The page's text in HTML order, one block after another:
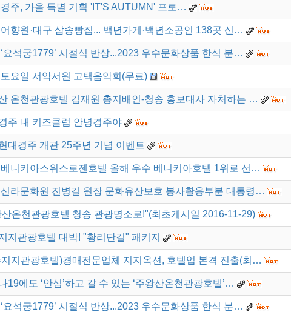
주, 가을 특별 기획 'IT'S AUTUMN' 프로…
향원·대구 삼송빵집... 백년가게·백년소공인 138곳 신…
요석궁1779’ 시절식 반상...2023 우수문화상품 한식 분…
요일 서악서원 고택음악회(무료)
온천관광호텔 김재원 총지배인-청송 홍보대사 자처하는 …
주 내 키즈클럽 안녕경주야
대경주 개관 25주년 기념 이벤트
니키아스위스로젠호텔 올해 우수 베니키아호텔 1위로 선…
라문화원 진병길 원장 문화유산보호 봉사활용부분 대통령…
온천관광호텔 청송 관광명소로!"(최초게시일 2016-11-29)
지관광호텔 대박! "황리단길" 패키지
지지관광호텔)경매전문업체 지지옥션, 호텔업 본격 진출(최…
19에도 ‘안심’하고 갈 수 있는 ‘주왕산온천관광호텔’…
요석궁1779’ 시절식 반상...2023 우수문화상품 한식 분…